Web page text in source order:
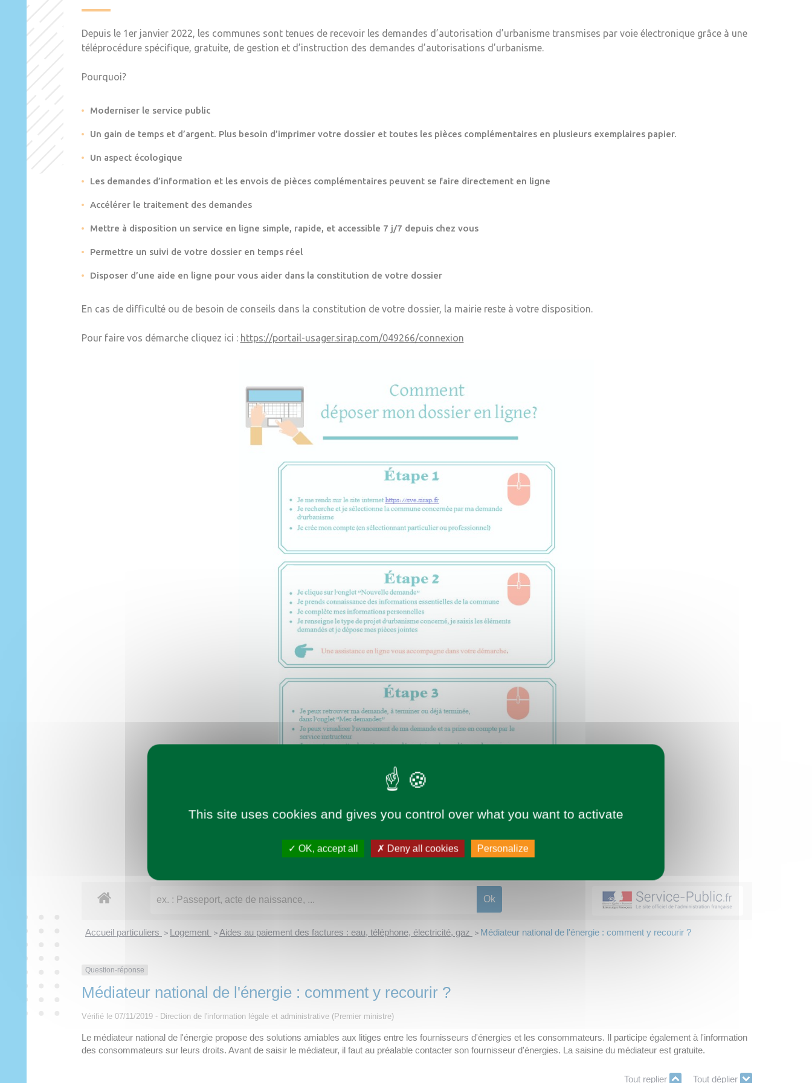
Découvrir
Municipalité
À tout âge
Vie pratique
Loisirs
Imaginer demain
Depuis le 1er janvier 2022, les communes sont tenues de recevoir les demandes d’autorisation d’urbanisme transmises par voie électronique grâce à une
téléprocédure spécifique, gratuite, de gestion et d’instruction des demandes d’autorisations d’urbanisme.
Pourquoi?
Moderniser le service public
Un gain de temps et d’argent. Plus besoin d’imprimer votre dossier et toutes les pièces complémentaires en plusieurs exemplaires papier.
Un aspect écologique
Les demandes d’information et les envois de pièces complémentaires peuvent se faire directement en ligne
Accélérer le traitement des demandes
Mettre à disposition un service en ligne simple, rapide, et accessible 7 j/7 depuis chez vous
Permettre un suivi de votre dossier en temps réel
Disposer d’une aide en ligne pour vous aider dans la constitution de votre dossier
En cas de difficulté ou de besoin de conseils dans la constitution de votre dossier, la mairie reste à votre disposition.
Pour faire vos démarche cliquez ici : https://portail-usager.sirap.com/049266/connexion
Accueil particuliers > Logement > Aides au paiement des factures : eau, téléphone, électricité, gaz > Médiateur national de l'énergie : comment y recourir ?
Question-réponse
Médiateur national de l'énergie : comment y recourir ?
Vérifié le 07/11/2019 - Direction de l'information légale et administrative (Premier ministre)
Le médiateur national de l'énergie propose des solutions amiables aux litiges entre les fournisseurs d'énergies et les consommateurs. Il participe également à l'information
des consommateurs sur leurs droits. Avant de saisir le médiateur, il faut au préalable contacter son fournisseur d'énergies. La saisine du médiateur est gratuite.
Tout replier Tout déplier
This site uses cookies and gives you control over what you want to activate
OK, accept all Deny all cookies Personalize